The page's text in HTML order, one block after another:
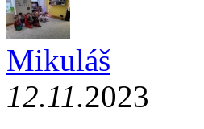
Mikuláš
12.11.2023